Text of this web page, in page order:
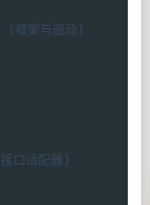
框架与驱动]
口适配器]